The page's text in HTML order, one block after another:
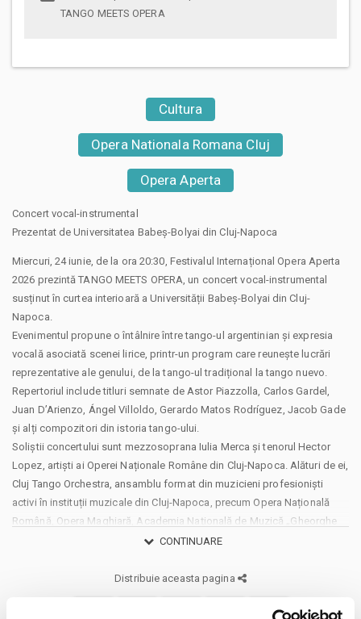
TANGO MEETS OPERA
Cultura
Opera Nationala Romana Cluj
Opera Aperta
Concert vocal-instrumental
Prezentat de Universitatea Babeș-Bolyai din Cluj-Napoca
Miercuri, 24 iunie, de la ora 20:30, Festivalul Internațional Opera Aperta
2026 prezintă TANGO MEETS OPERA, un concert vocal-instrumental
susținut în curtea interioară a Universității Babeș-Bolyai din Cluj-
Napoca.
Evenimentul propune o întâlnire între tango-ul argentinian și expresia
vocală asociată scenei lirice, printr-un program care reunește lucrări
reprezentative ale genului, de la tango-ul tradițional la tango nuevo.
Repertoriul include titluri semnate de Astor Piazzolla, Carlos Gardel,
Juan D’Arienzo, Ángel Villoldo, Gerardo Matos Rodríguez, Jacob Gade
și alți compozitori din istoria tango-ului.
Soliștii concertului sunt mezzosoprana Iulia Merca și tenorul Hector
Lopez, artiști ai Operei Naționale Române din Cluj-Napoca. Alături de ei,
Cluj Tango Orchestra, ansamblu format din muzicieni profesioniști
activi în instituții muzicale din Cluj-Napoca, precum Opera Națională
Română, Opera Maghiară, Academia Națională de Muzică „Gheorghe
Dima” și Colegiul de Muzică „Sigismund Toduță”.
bandoneon, Irina Rosana Indrei la pian, Milena Vădan și Sara Vădan la
vioară, Adrian Lup la violoncel și Emanuel Elcean la contrabas. Formula
instrumentală pune în prim-plan sonoritatea specifică tango-ului
CONTINUARE
Distribuie aceasta pagina